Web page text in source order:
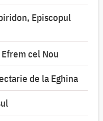
Episcopul
cel Nou
de la Eghina